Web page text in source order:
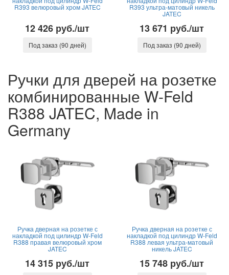
R393 велюровый хром JATEC
12 426 руб./шт
Под заказ (90 дней)
R393 ультра-матовый никель
JATEC
13 671 руб./шт
Под заказ (90 дней)
Ручки для дверей на розетке
комбинированные W-Feld
R388 JATEC, Made in
Germany
Ручка дверная на розетке с
накладкой под цилиндр W-Feld
R388 правая велюровый хром
JATEC
14 315 руб./шт
Ручка дверная на розетке с
накладкой под цилиндр W-Feld
R388 левая ультра-матовый
никель JATEC
15 748 руб./шт